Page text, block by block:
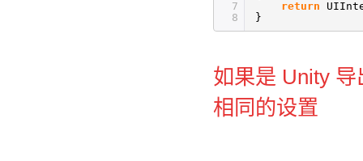
7
8
return
}
如果是 Unity
相同的设置